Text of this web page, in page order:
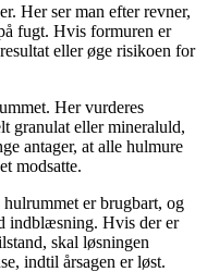
Her ser man efter revner,
fugt. Hvis formuren er
eller øge risikoen for
Her vurderes
granulat eller mineraluld,
antager, at alle hulmure
modsatte.
er brugbart, og
indblæsning. Hvis der er
skal løsningen
indtil årsagen er løst.